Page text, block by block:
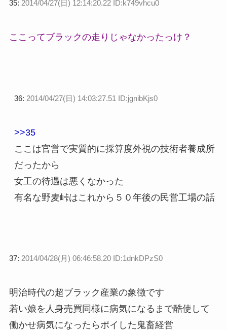
35: 2014/04/27(日) 12:14:20.22 ID:k749vhcu0
ここってブラックの走りじゃなかったっけ？
36: 2014/04/27(日) 14:03:27.51 ID:jgnibKjs0
>>35
ここは官営で実質的に採算度外視の技術者養成所
だったから
女工の待遇は悪くなかった
有名な野麦峠はこれから５０年後の民営工場の話
37: 2014/04/28(月) 06:46:58.20 ID:1dnkDPzS0
明治時代の超ブラック産業の象徴です
若い娘を人身売買同様に病気になるまで酷使して
働かせ病気になったらポイした鬼畜経営